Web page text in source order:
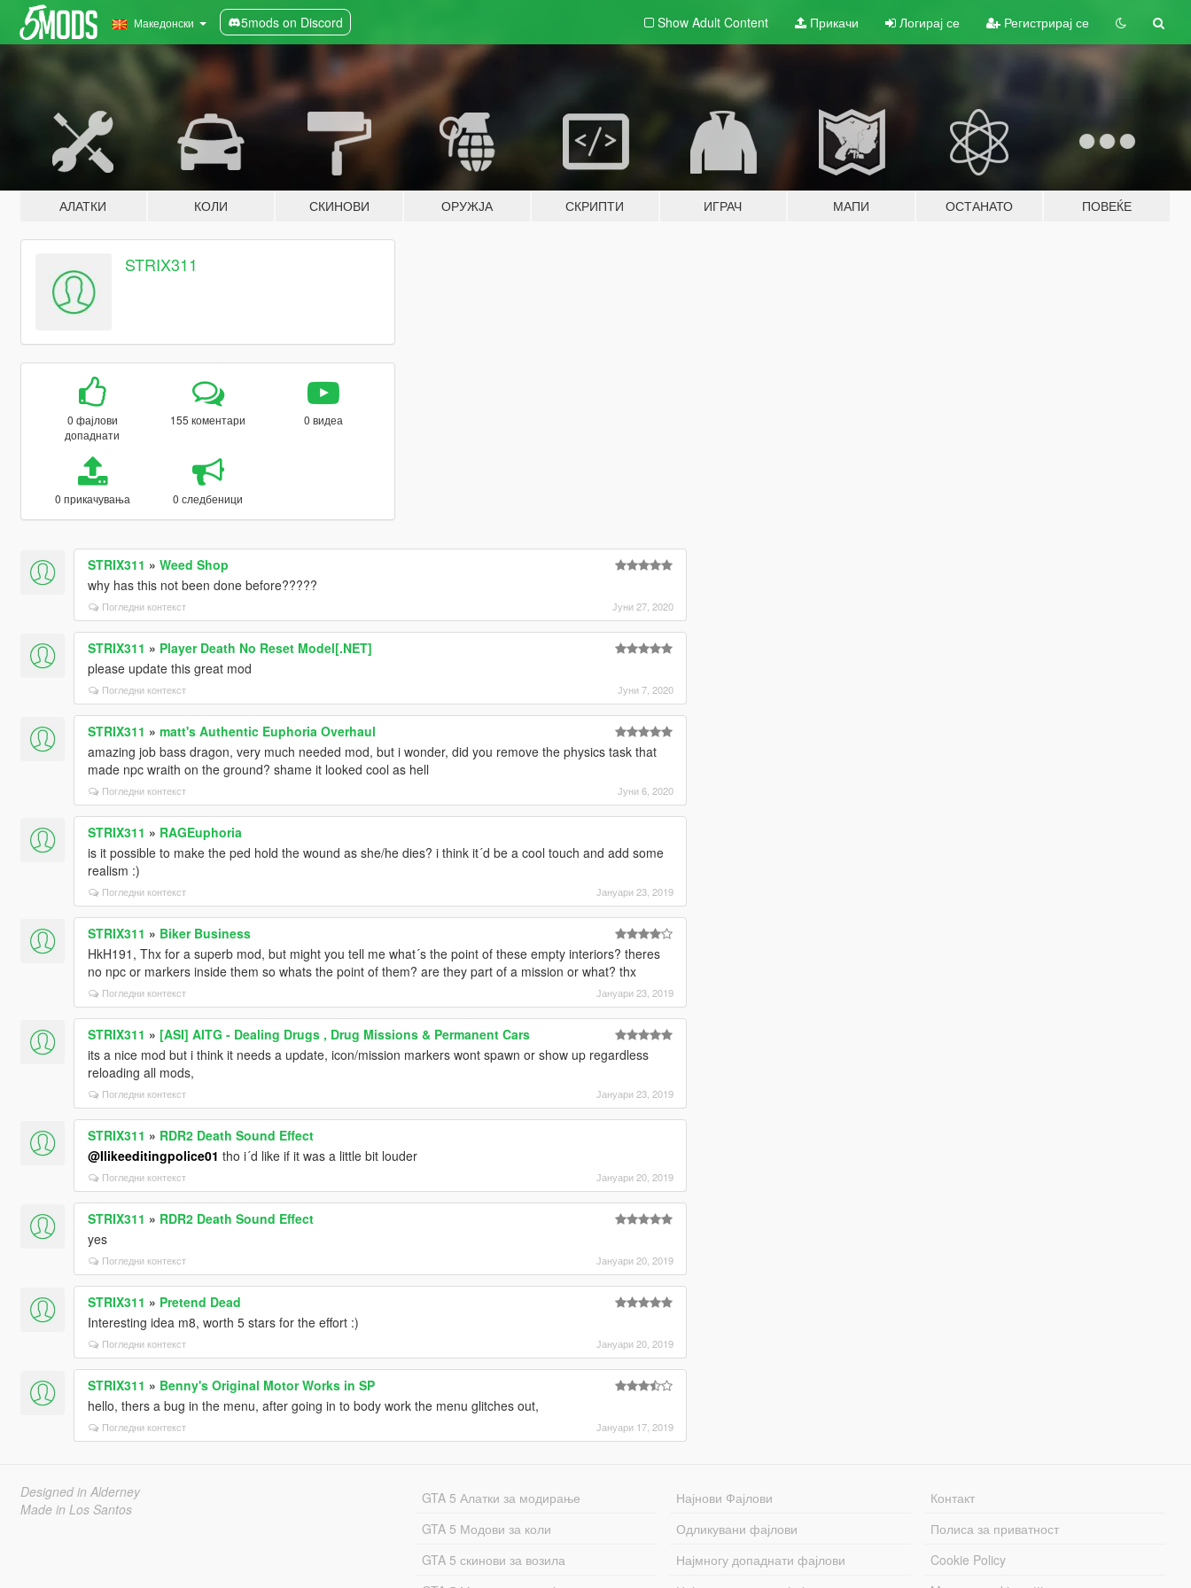
Македонски 5mods on Discord Show Adult Content Прикачи Логирај се Регистрирај се
АЛАТКИ КОЛИ СКИНОВИ ОРУЖЈА СКРИПТИ ИГРАЧ МАПИ ОСТАНАТО ПОВЕЌЕ
STRIX311
0 фајлови
допаднати
155 коментари 0 видеа
0 прикачувања 0 следбеници
STRIX311 » Weed Shop
why has this not been done before?????
Погледни контекст Јуни 27, 2020
STRIX311 » Player Death No Reset Model[.NET]
please update this great mod
Погледни контекст Јуни 7, 2020
STRIX311 » matt's Authentic Euphoria Overhaul
amazing job bass dragon, very much needed mod, but i wonder, did you remove the physics task that
made npc wraith on the ground? shame it looked cool as hell
Погледни контекст Јуни 6, 2020
STRIX311 » RAGEuphoria
is it possible to make the ped hold the wound as she/he dies? i think it´d be a cool touch and add some
realism :)
Погледни контекст Јануари 23, 2019
STRIX311 » Biker Business
HkH191, Thx for a superb mod, but might you tell me what´s the point of these empty interiors? theres
no npc or markers inside them so whats the point of them? are they part of a mission or what? thx
Погледни контекст Јануари 23, 2019
STRIX311 » [ASI] AITG - Dealing Drugs , Drug Missions & Permanent Cars
its a nice mod but i think it needs a update, icon/mission markers wont spawn or show up regardless
reloading all mods,
Погледни контекст Јануари 23, 2019
STRIX311 » RDR2 Death Sound Effect
@Ilikeeditingpolice01 tho i´d like if it was a little bit louder
Погледни контекст Јануари 20, 2019
STRIX311 » RDR2 Death Sound Effect
yes
Погледни контекст Јануари 20, 2019
STRIX311 » Pretend Dead
Interesting idea m8, worth 5 stars for the effort :)
Погледни контекст Јануари 20, 2019
STRIX311 » Benny's Original Motor Works in SP
hello, thers a bug in the menu, after going in to body work the menu glitches out,
Погледни контекст Јануари 17, 2019
Designed in Alderney
Made in Los Santos
GTA 5 Алатки за модирање
GTA 5 Модови за коли
GTA 5 скинови за возила
Најнови Фајлови
Одликувани фајлови
Најмногу допаднати фајлови
Контакт
Полиса за приватност
Cookie Policy